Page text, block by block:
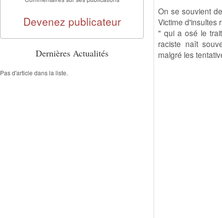
On se souvient
Victime d'insultes
" qui a osé le
raciste naît
malgré les
Devenez publicateur
Dernières Actualités
Pas d'article dans la liste.